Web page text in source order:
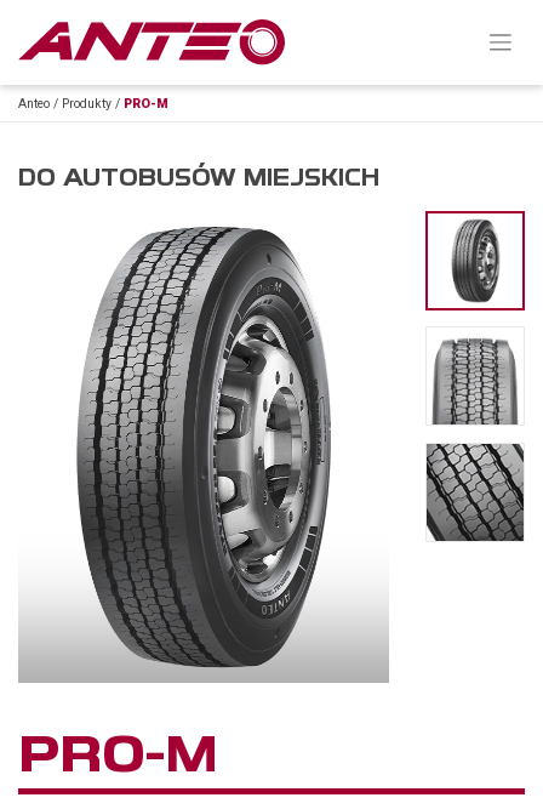
Anteo / Produkty / PRO-M
DO AUTOBUSÓW MIEJSKICH
PRO-M